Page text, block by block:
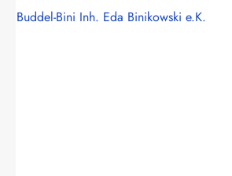
Buddel-Bini Inh. Eda Binikowski e.K.